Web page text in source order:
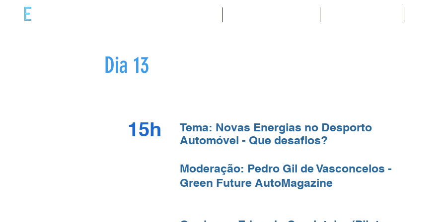
Dia 13
15h
Tema: Novas Energias no Desporto
Automóvel - Que desafios?
Moderação: Pedro Gil de Vasconcelos -
Green Future AutoMagazine